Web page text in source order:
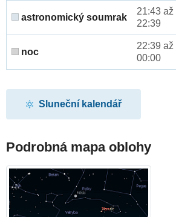
astronomický soumrak
21:43 až
22:39
noc
22:39 až
00:00
Sluneční kalendář
Podrobná mapa oblohy